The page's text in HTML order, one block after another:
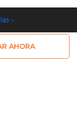
AHORA